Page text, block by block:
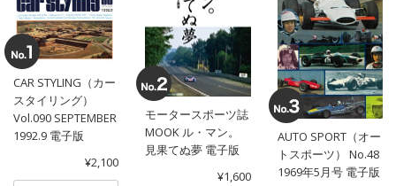
CAR STYLING（カー
スタイリング）
Vol.090 SEPTEMBER
1992.9 電子版
¥2,100
モータースポーツ誌
MOOK ル・マン。
見果てぬ夢 電子版
¥1,600
AUTO SPORT（オー
トスポーツ） No.48
1969年5月号 電子版